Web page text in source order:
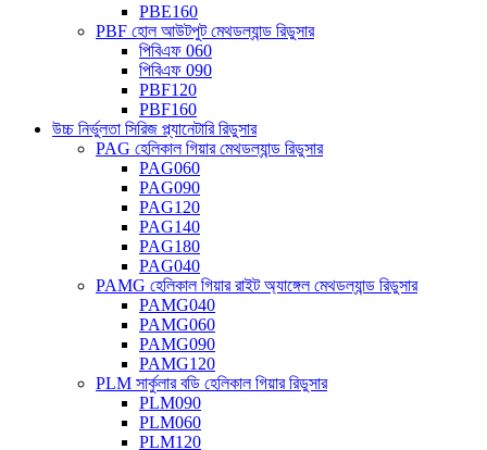
PBE160
PBF হোল আউটপুট মেথডল্যান্ড রিডুসার
পিবিএফ 060
পিবিএফ 090
PBF120
PBF160
উচ্চ নির্ভুলতা সিরিজ প্ল্যানেটারি রিডুসার
PAG হেলিকাল গিয়ার মেথডল্যান্ড রিডুসার
PAG060
PAG090
PAG120
PAG140
PAG180
PAG040
PAMG হেলিকাল গিয়ার রাইট অ্যাঙ্গেল মেথডল্যান্ড রিডুসার
PAMG040
PAMG060
PAMG090
PAMG120
PLM সার্কুলার বডি হেলিকাল গিয়ার রিডুসার
PLM090
PLM060
PLM120